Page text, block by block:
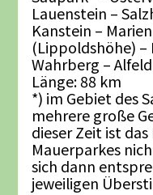
Lauenstein –
Kanstein –
(Lippoldshöhe)
Wahrberg – Alfeld
Länge: 88 km
*) im Gebiet des
mehrere große
dieser Zeit ist
Mauerparkes
sich dann
jeweiligen